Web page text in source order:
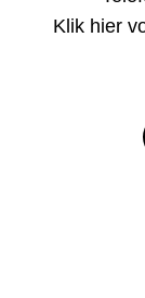
Klik hier